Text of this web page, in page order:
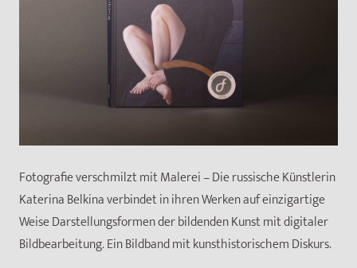
Fotografie verschmilzt mit Malerei – Die russische Künstlerin
Katerina Belkina verbindet in ihren Werken auf einzigartige
Weise Darstellungsformen der bildenden Kunst mit digitaler
Bildbearbeitung. Ein Bildband mit kunsthistorischem Diskurs.